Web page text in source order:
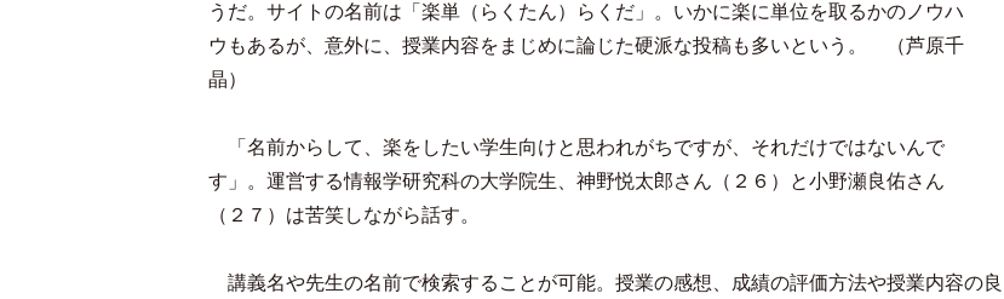
うだ。サイトの名前は「楽単（らくたん）らくだ」。いかに楽に単位を取るかのノウハ
ウもあるが、意外に、授業内容をまじめに論じた硬派な投稿も多いという。 （芦原千
晶）
「名前からして、楽をしたい学生向けと思われがちですが、それだけではないんで
す」。運営する情報学研究科の大学院生、神野悦太郎さん（２６）と小野瀬良佑さん
（２７）は苦笑しながら話す。
講義名や先生の名前で検索することが可能。授業の感想、成績の評価方法や授業内容の